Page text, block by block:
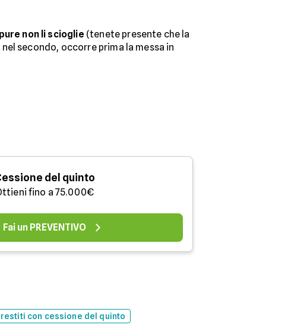
non li scioglie (tenete presente che la
secondo, occorre prima la messa in
del quinto
fino a 75.000€
Fai un PREVENTIVO
con cessione del quinto